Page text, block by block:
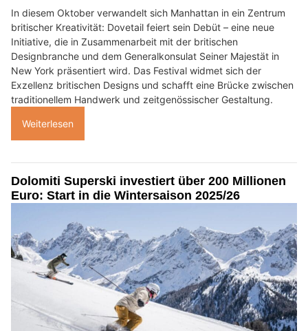
In diesem Oktober verwandelt sich Manhattan in ein Zentrum
britischer Kreativität: Dovetail feiert sein Debüt – eine neue
Initiative, die in Zusammenarbeit mit der britischen
Designbranche und dem Generalkonsulat Seiner Majestät in
New York präsentiert wird. Das Festival widmet sich der
Exzellenz britischen Designs und schafft eine Brücke zwischen
traditionellem Handwerk und zeitgenössischer Gestaltung.
Weiterlesen
Dolomiti Superski investiert über 200 Millionen
Euro: Start in die Wintersaison 2025/26